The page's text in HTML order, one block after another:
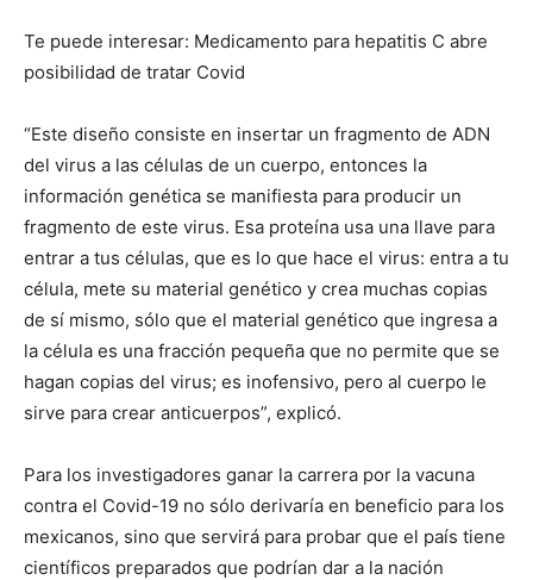
Te puede interesar: Medicamento para hepatitis C abre
posibilidad de tratar Covid
“Este diseño consiste en insertar un fragmento de ADN
del virus a las células de un cuerpo, entonces la
información genética se manifiesta para producir un
fragmento de este virus. Esa proteína usa una llave para
entrar a tus células, que es lo que hace el virus: entra a tu
célula, mete su material genético y crea muchas copias
de sí mismo, sólo que el material genético que ingresa a
la célula es una fracción pequeña que no permite que se
hagan copias del virus; es inofensivo, pero al cuerpo le
sirve para crear anticuerpos”, explicó.
Para los investigadores ganar la carrera por la vacuna
contra el Covid-19 no sólo derivaría en beneficio para los
mexicanos, sino que servirá para probar que el país tiene
científicos preparados que podrían dar a la nación